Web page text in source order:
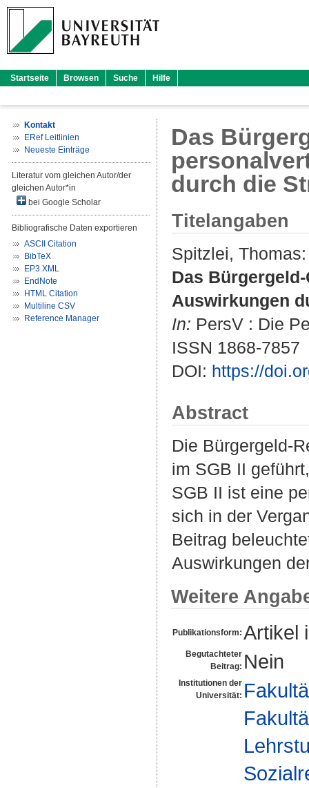
Startseite Browsen Suche Hilfe
Kontakt
ERef Leitlinien
Neueste Einträge
Literatur vom gleichen Autor/der
gleichen Autor*in
bei Google Scholar
Bibliografische Daten exportieren
ASCII Citation
BibTeX
EP3 XML
EndNote
HTML Citation
Multiline CSV
Reference Manager
Das
durch die
Titelangaben
Spitzlei, Thomas:
Das
Auswirkungen
In: PersV : Die
ISSN 1868-7857
DOI: https://
Abstract
Die Bürgergeld-
im SGB II
SGB II ist eine
sich in der
Beitrag
Auswirkungen
Weitere
Publikationsform: Artikel
Begutachteter
Beitrag: Nein
Institutionen der
Universität: